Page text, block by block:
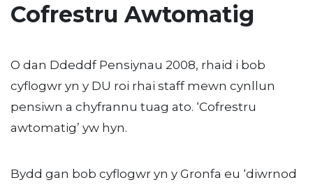
Cofrestru Awtomatig
O dan Ddeddf Pensiynau 2008, rhaid i bob
cyflogwr yn y DU roi rhai staff mewn cynllun
pensiwn a chyfrannu tuag ato. ‘Cofrestru
awtomatig’ yw hyn.
Bydd gan bob cyflogwr yn y Gronfa eu ‘diwrnod